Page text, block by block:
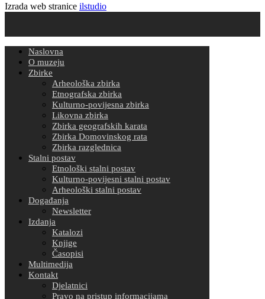
Izrada web stranice ilstudio
Naslovna
O muzeju
Zbirke
Arheološka zbirka
Etnografska zbirka
Kulturno-povijesna zbirka
Likovna zbirka
Zbirka geografskih karata
Zbirka Domovinskog rata
Zbirka razglednica
Stalni postav
Etnološki stalni postav
Kulturno-povijesni stalni postav
Arheološki stalni postav
Događanja
Newsletter
Izdanja
Katalozi
Knjige
Časopisi
Multimedija
Kontakt
Djelatnici
Pravo na pristup informacijama